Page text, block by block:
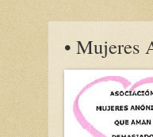
• Mujeres